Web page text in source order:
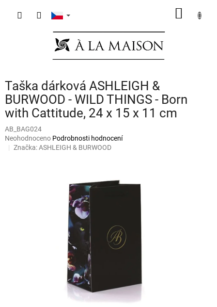
Taška dárková ASHLEIGH &
BURWOOD - WILD THINGS - Born
with Cattitude, 24 x 15 x 11 cm
AB_BAG024
Průměrné
hodnocení
Neohodnoceno Podrobnosti hodnocení
Značka:ASHLEIGH & BURWOOD